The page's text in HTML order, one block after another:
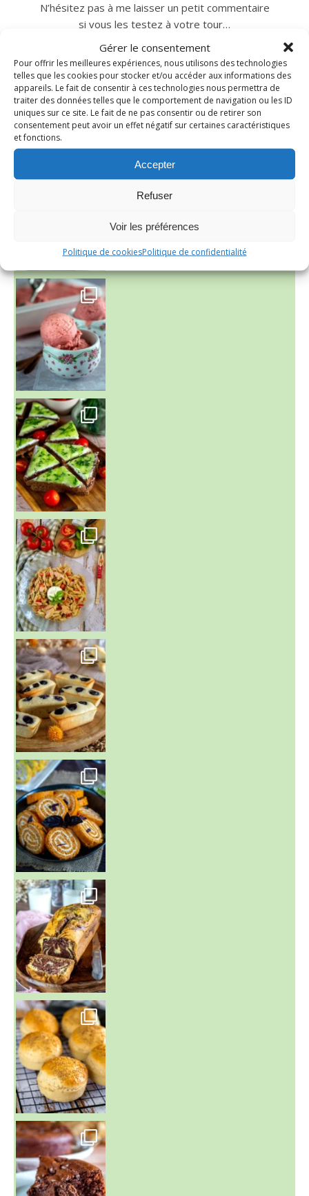
Gérer le consentement
Pour offrir les meilleures expériences, nous utilisons des technologies
telles que les cookies pour stocker et/ou accéder aux informations des
appareils. Le fait de consentir à ces technologies nous permettra de
traiter des données telles que le comportement de navigation ou les ID
uniques sur ce site. Le fait de ne pas consentir ou de retirer son
consentement peut avoir un effet négatif sur certaines caractéristiques
et fonctions.
Accepter
Refuser
Voir les préférences
Politique de cookiesPolitique de confidentialité
N’hésitez pas à me laisser un petit commentaire
si vous les testez à votre tour…
INSTAGRAM
nadcuisine
~ NICE CREAM À LA FRAISE ~
Presque un mois que
~ SALADE DE PÂTES AUX DEUX TOMATES THON ET BURRA
~ FINANCIERS MYRTILLES ET CITRON ~
Aujourd'hu
~ BUNS MAISON ~
Un peu de boulange par ici au
~ GÂTEAU FONDANT CHOCO NOISETTE ~
C'est lundi